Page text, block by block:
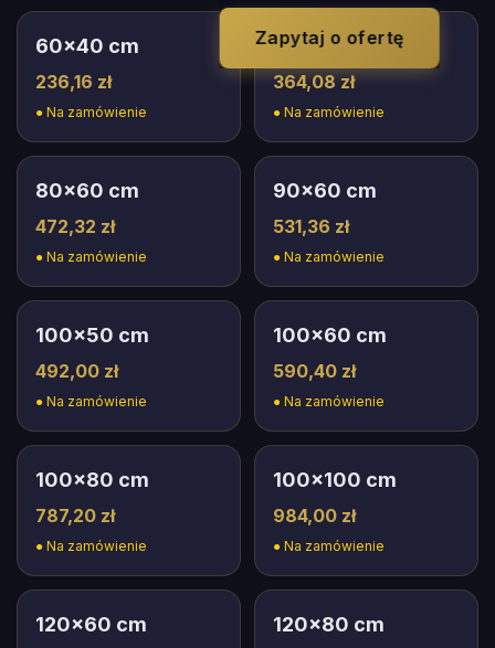
Zapytaj o ofertę
60×40 cm
236,16 zł
● Na zamówienie
75×50cm
364,08 zł
● Na zamówienie
80×60 cm
472,32 zł
● Na zamówienie
90×60 cm
531,36 zł
● Na zamówienie
100×50 cm
492,00 zł
● Na zamówienie
100×60 cm
590,40 zł
● Na zamówienie
100×80 cm
787,20 zł
● Na zamówienie
100×100 cm
984,00 zł
● Na zamówienie
120×60 cm 120×80 cm